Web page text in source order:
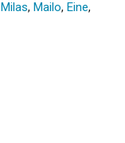
Milas, Mailo, Eine,